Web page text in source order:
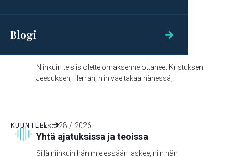
Blogi 
Niinkuin te siis olette omaksenne ottaneet Kristuksen
Jeesuksen, Herran, niin vaeltakaa hänessä,
KUUNTELE
Jakso 28 / 2026
Yhtä ajatuksissa ja teoissa
Sillä niinkuin hän mielessään laskee, niin hän
KUUNTELE 